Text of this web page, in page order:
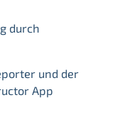
durch
und der
App